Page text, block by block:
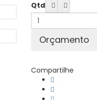
Qtd
Compartilhe